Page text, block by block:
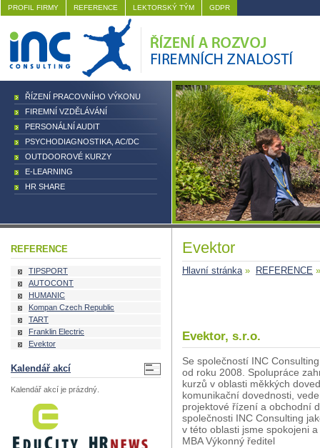
PROFIL FIRMY REFERENCE LEKTORSKÝ TÝM GDPR
ŘÍZENÍ PRACOVNÍHO VÝKONU
FIREMNÍ VZDĚLÁVÁNÍ
PERSONÁLNÍ AUDIT
PSYCHODIAGNOSTIKA, AC/DC
OUTDOOROVÉ KURZY
E-LEARNING
HR SHARE
REFERENCE
TIPSPORT
AUTOCONT
HUMANIC
Kompan Czech Republic
TART
Franklin Electric
Evektor
Kalendář akcí
Kalendář akcí je prázdný.
Evektor
Hlavní stránka» REFERENCE
Evektor, s.r.o.
Se společností INC
od roku 2008. Spolupráce
kurzů v oblasti měkkých
komunikační dovednosti,
projektové řízení a obchodní
společnosti INC Consulting
v této oblasti jsme spokojeni
MBA Výkonný ředitel